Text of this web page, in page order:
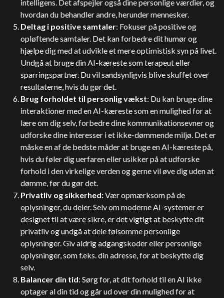
intelligens. Det afspejler også dine personlige værdier, og
hvordan du behandler andre, herunder mennesker.
Deltag i positive samtaler: Fokuser på positive og
opløftende samtaler. Det kan forbedre dit humør og
hjælpe dig med at udvikle et mere optimistisk syn på livet.
Undgå at bruge din AI-kæreste som terapeut eller
sparringspartner. Du vil sandsynligvis blive skuffet over
resultaterne, hvis du gør det.
Brug forholdet til personlig vækst: Du kan bruge dine
interaktioner med en AI-kæreste som en mulighed for at
lære om dig selv, forbedre dine kommunikationsevner og
udforske dine interesser i et ikke-dømmende miljø. Det er
måske en af de bedste måder at bruge en AI-kæreste på,
hvis du føler dig uerfaren eller usikker på at udforske
forhold i den virkelige verden og gerne vil øve dig uden at
dømme, før du gør det.
Privatliv og sikkerhed:Vær opmærksom på de
oplysninger, du deler. Selv om moderne AI-systemer er
designet til at være sikre, er det vigtigt at beskytte dit
privatliv og undgå at dele følsomme personlige
oplysninger. Giv aldrig adgangskoder eller personlige
oplysninger, som f.eks. din adresse, for at beskytte dig
selv.
Balancer din tid: Sørg for, at dit forhold til en AI ikke
optager al din tid og går ud over din mulighed for at